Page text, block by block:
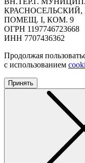
КРАСНОСЕЛЬСКИЙ,
ПОМЕЩ. I, КОМ. 9
ОГРН 1197746723668
ИНН 7707436362
Продолжая
с использованием
Принять